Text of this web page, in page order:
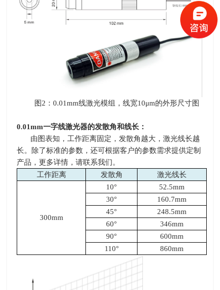
图2 ： 0.01mm线激光模组，线宽10μm的外形尺寸图
0.01mm一字线激光器的发散角和线长：
由图表知，工作距离固定，发散角越大，激光线长越
长。除了标准的参数，还可根据客户的参数需求提供定制
产品，更多详情，请联系我们。
工作距离
发散角 激光线长
300mm
10°
52.5mm
30°
160.7mm
45°
248.5mm
60°
346mm
90°
600mm
110°
860mm